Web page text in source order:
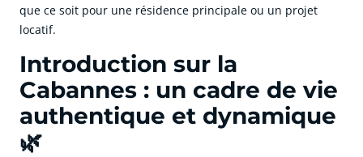
que ce soit pour une résidence principale ou un projet
locatif.
Introduction sur la
Cabannes : un cadre de vie
authentique et dynamique
🌿